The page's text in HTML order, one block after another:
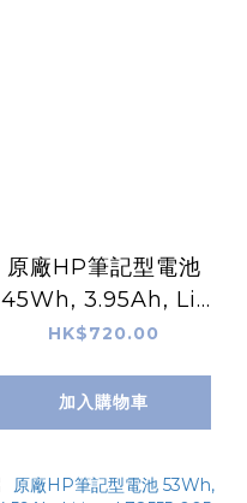
原廠HP筆記型電池
45Wh, 3.95Ah, Li-
ion, M02027-005
RH03XL)
HK$720.00
加入購物車